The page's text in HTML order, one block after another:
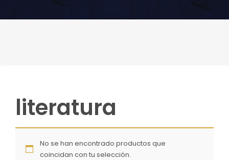
literatura
No se han encontrado productos que
coincidan con tu selección.